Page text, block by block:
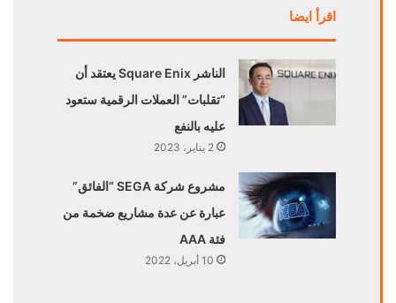
اقرأ ايضا
الناشر Square Enix يعتقد أن
“تقلبات” العملات الرقمية ستعود
عليه بالنفع
2 يناير، 2023
مشروع شركة SEGA “الفائق”
عبارة عن عدة مشاريع ضخمة من
فئة AAA
10 أبريل، 2022